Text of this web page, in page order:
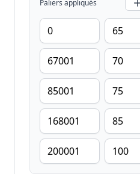
Paliers appliqués